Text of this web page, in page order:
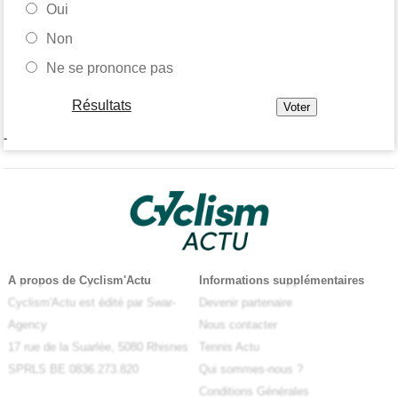
Oui
Non
Ne se prononce pas
Résultats
-
A propos de Cyclism'Actu
Cyclism'Actu est édité par Swar-
Agency
17 rue de la Suarlée, 5080 Rhisnes
SPRLS BE 0836.273.820
Informations supplémentaires
Devenir partenaire
Nous contacter
Tennis Actu
Qui sommes-nous ?
Conditions Générales